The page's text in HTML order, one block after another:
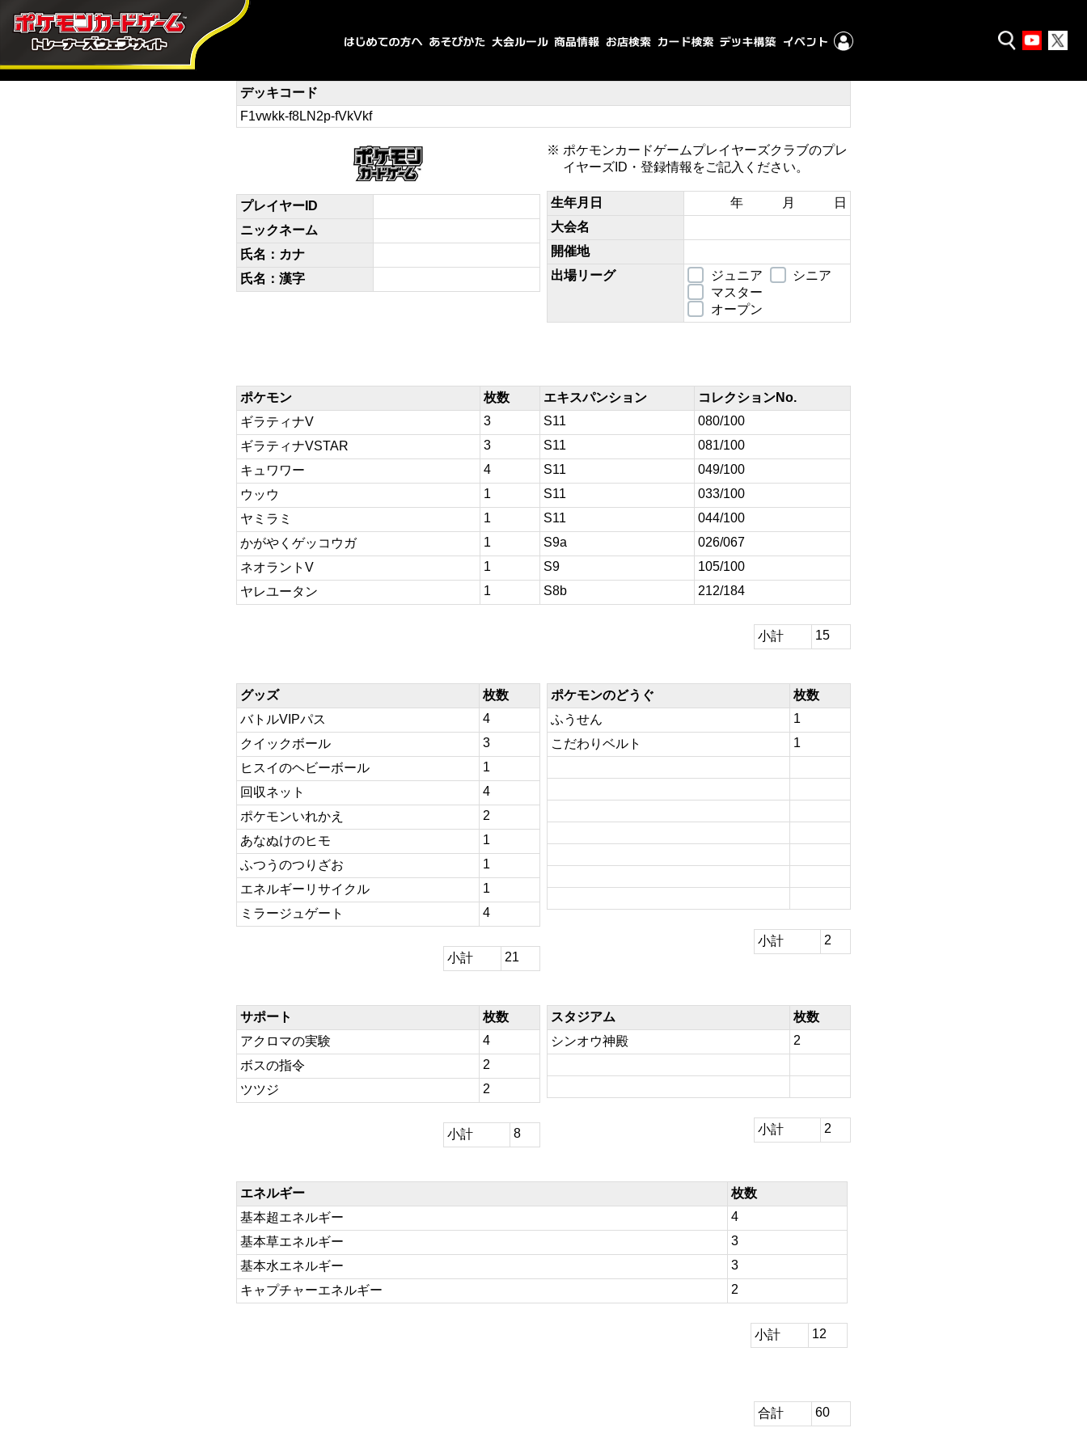
デッキコード
F1vwkk-f8LN2p-fVkVkf
プレイヤーID
ニックネーム
氏名：カナ
氏名：漢字
ポケモンカードゲームプレイヤーズクラブのプレ
イヤーズID・登録情報をご記入ください。
生年月日
年 月 日
大会名
開催地
出場リーグ
ジュニア
シニア
マスター
オープン
ポケモン 枚数 エキスパンション
コレクションNo.
ギラティナV
3 S11
080/100
ギラティナVSTAR
3 S11
081/100
キュワワー
4 S11
049/100
ウッウ
1 S11
033/100
ヤミラミ
1 S11
044/100
かがやくゲッコウガ
1 S9a
026/067
ネオラントV
1 S9
105/100
ヤレユータン
1 S8b 212/184
小計 15
グッズ
枚数
バトルVIPパス
4
クイックボール
3
ヒスイのヘビーボール
1
回収ネット
4
ポケモンいれかえ
2
あなぬけのヒモ
1
ふつうのつりざお
1
エネルギーリサイクル
1
ミラージュゲート
4
小計 21
ポケモンのどうぐ
枚数
ふうせん
1
こだわりベルト
1
小計 2
サポート
枚数
アクロマの実験
4
ボスの指令
2
ツツジ
2
小計 8
スタジアム
枚数
シンオウ神殿
2
小計 2
エネルギー
枚数
基本超エネルギー
4
基本草エネルギー
3
基本水エネルギー
3
キャプチャーエネルギー
2
小計 12
合計 60